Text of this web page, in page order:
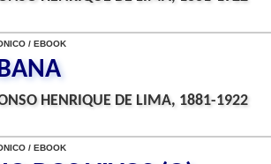
/ EBOOK
HENRIQUE DE LIMA, 1881-1922
/ EBOOK